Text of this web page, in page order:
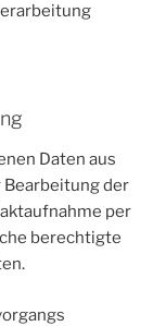
Daten aus
Bearbeitung der
per
berechtigte